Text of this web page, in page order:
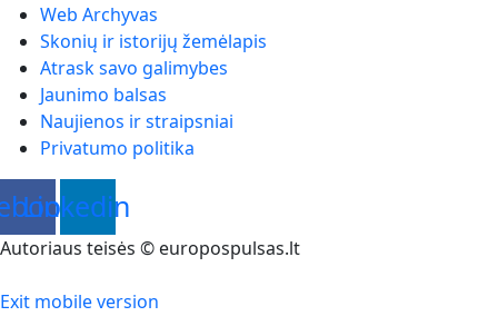
Web Archyvas
Skonių ir istorijų žemėlapis
Atrask savo galimybes
Jaunimo balsas
Naujienos ir straipsniai
Privatumo politika
Linkedin
Autoriaus teisės © europospulsas.lt
Exit mobile version